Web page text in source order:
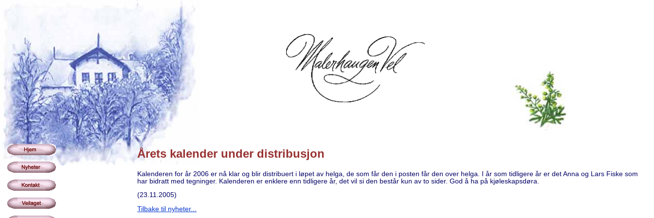
Årets kalender under distribusjon
Kalenderen for år 2006 er nå klar og blir distribuert i løpet av helga, de som får den i posten får den over helga. I år som tidligere år er det Anna og Lars Fiske som
har bidratt med tegninger. Kalenderen er enklere enn tidligere år, det vil si den består kun av to sider. God å ha på kjøleskapsdøra.
(23.11.2005)
Tilbake til nyheter...